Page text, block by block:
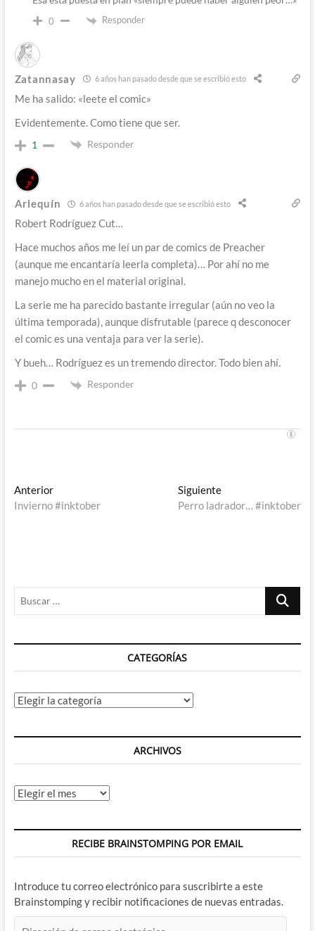
0 Responder
Zatannasay 6 años han pasado desde que se escribió esto
Me ha salido: «leete el comic»
Evidentemente. Como tiene que ser.
1 Responder
Arlequín 6 años han pasado desde que se escribió esto
Robert Rodríguez Cut…
Hace muchos años me leí un par de comics de Preacher
(aunque me encantaría leerla completa)… Por ahí no me
manejo mucho en el material original.
La serie me ha parecido bastante irregular (aún no veo la
última temporada), aunque disfrutable (parece q desconocer
el comic es una ventaja para ver la serie).
Y bueh… Rodríguez es un tremendo director. Todo bien ahí.
0 Responder
Navegación
de
AnteriorEntrada
anterior:
Invierno #inktober
SiguienteEntrada
siguiente:
Perro ladrador… #inktober
Buscar
CATEGORÍAS
Categorías
ARCHIVOS
Archivos
RECIBE BRAINSTOMPING POR EMAIL
Introduce tu correo electrónico para suscribirte a este
Brainstomping y recibir notificaciones de nuevas entradas.